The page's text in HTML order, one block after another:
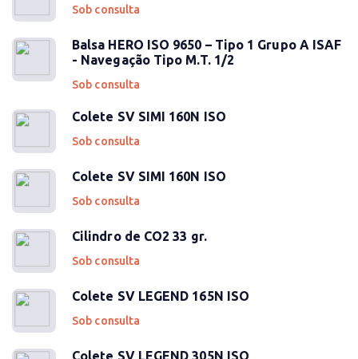
Sob consulta
Balsa HERO ISO 9650 – Tipo 1 Grupo A ISAF
- Navegação Tipo M.T. 1/2
Sob consulta
Colete SV SIMI 160N ISO
Sob consulta
Colete SV SIMI 160N ISO
Sob consulta
Cilindro de CO2 33 gr.
Sob consulta
Colete SV LEGEND 165N ISO
Sob consulta
Colete SV LEGEND 305N ISO